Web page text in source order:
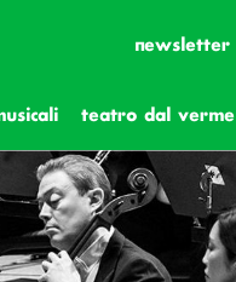
newsletter
teatro dal verme